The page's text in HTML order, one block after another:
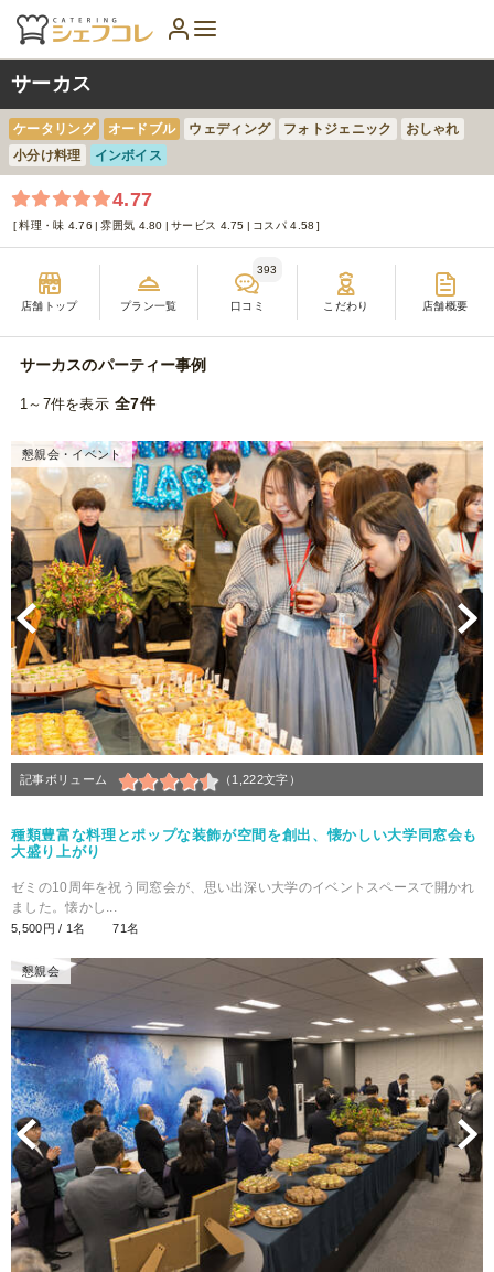
サーカス
ケータリング オードブル ウェディング フォトジェニック
おしゃれ
小分け料理
インボイス
4.77
料理・味 4.76 雰囲気 4.80 サービス 4.75 コスパ 4.58
店舗トップ プラン一覧 口コミ
393
こだわり 店舗概要
サーカスのパーティー事例
1～7件を表示 全7件
Previous
懇親会・イベント
記事ボリューム （1,222文字）
種類豊富な料理とポップな装飾が空間を創出、懐かしい大学同窓会も
大盛り上がり
ゼミの10周年を祝う同窓会が、思い出深い大学のイベントスペースで開かれ
ました。懐かし...
5,500円 / 1名 71名
Previous
懇親会